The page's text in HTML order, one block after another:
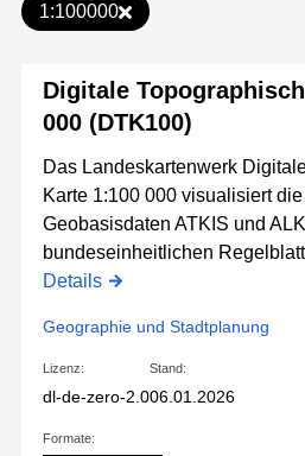
1:100000
Digitale
000 (DTK100)
Das Landeskartenwerk
Karte 1:100 000 visualisiert
Geobasisdaten ATKIS und
bundeseinheitlichen
Details
Geographie und Stadtplanung
Lizenz:
dl-de-zero-2.0
Stand:
06.01.2026
Formate: